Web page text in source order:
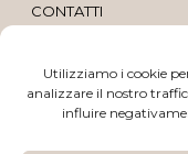
Utilizziamo i cookie
analizzare il nostro
influire
CONTATTI
091 637 2065